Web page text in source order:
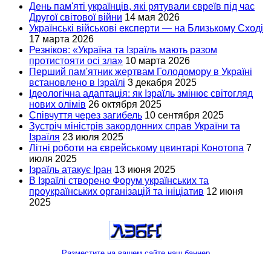
День пам'яті українців, які рятували євреїв під час
Другої світової війни 14 мая 2026
Українські військові експерти — на Близькому Сході
17 марта 2026
Резніков: «Україна та Ізраїль мають разом
протистояти осі зла» 10 марта 2026
Перший пам'ятник жертвам Голодомору в Україні
встановлено в Ізраїлі 3 декабря 2025
Ідеологічна адаптація: як Ізраїль змінює світогляд
нових олімів 26 октября 2025
Співчуття через загибель 10 сентября 2025
Зустріч міністрів закордонних справ України та
Ізраїля 23 июля 2025
Літні роботи на єврейському цвинтарі Конотопа 7
июля 2025
Ізраїль атакує Іран 13 июня 2025
В Ізраїлі створено Форум українських та
проукраїнських організацій та ініціатив 12 июня
2025